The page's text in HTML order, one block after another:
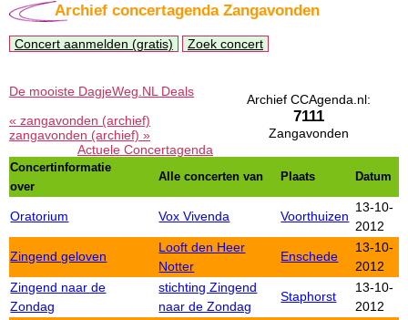
Archief concertagenda Zangavonden
Concert aanmelden (gratis) Zoek concert
Archief CCAgenda.nl:
7111
Zangavonden
De mooiste DagjeWeg.NL Deals
« zangavonden (archief)
zangavonden (archief) »
Actuele Concertagenda
Concertinformatie
over
Alle concerten van Plaats Datum
Oratorium Vox Vivenda Voorthuizen
13-10-
2012
Zingend geloven
Looft den Heer
Notter
Enschede
13-10-
2012
Zingend naar de
Zondag
stichting Zingend
naar de Zondag
Staphorst
13-10-
2012